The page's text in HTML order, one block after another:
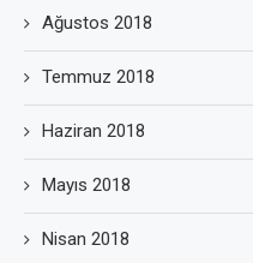
Ağustos 2018
Temmuz 2018
Haziran 2018
Mayıs 2018
Nisan 2018